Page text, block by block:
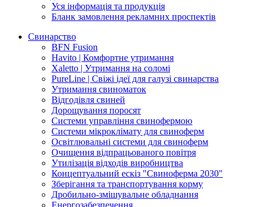
Уся інформація та продукція
Бланк замовлення рекламних проспектів
Свинарство
BFN Fusion
Havito | Комфортне утримання
Xaletto | Утримання на соломі
PureLine | Свіжі ідеї для галузі свинарства
Утримання свиноматок
Відгодівля свиней
Дорощування поросят
Системи управління свинофермою
Системи мікроклімату для свиноферм
Освітлювальні системи для свиноферм
Очищення відпрацьованого повітря
Утилізація відходів виробництва
Концептуальний ескіз "Свиноферма 2030"
Зберігання та транспортування корму
Дробильно-змішувальне обладнання